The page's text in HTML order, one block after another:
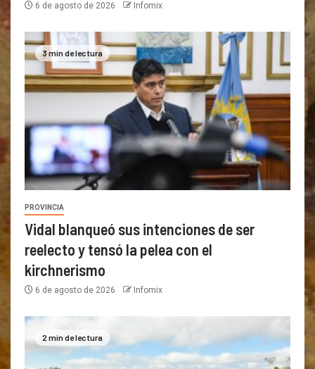
6 de agosto de 2026 Infomix
3 min de lectura
PROVINCIA
Vidal blanqueó sus intenciones de ser
reelecto y tensó la pelea con el
kirchnerismo
6 de agosto de 2026 Infomix
2 min de lectura